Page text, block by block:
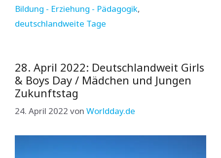
Bildung - Erziehung - Pädagogik,
deutschlandweite Tage
28. April 2022: Deutschlandweit Girls
& Boys Day / Mädchen und Jungen
Zukunftstag
24. April 2022 von Worldday.de